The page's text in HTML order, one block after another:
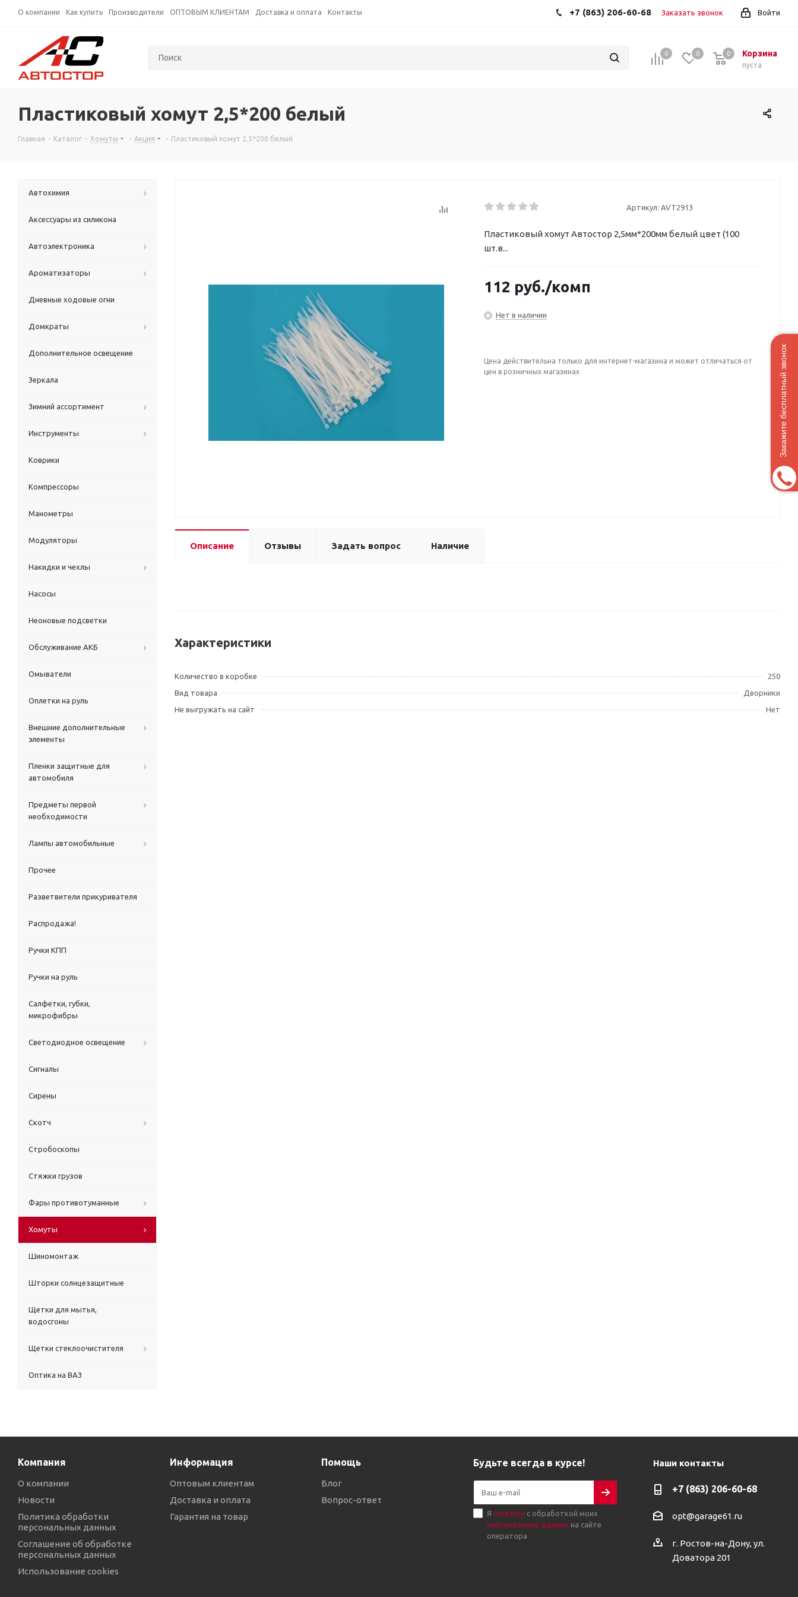
О компании Как купить Производители ОПТОВЫМ КЛИЕНТАМ Доставка и оплата Контакты Войти
+7 (863) 206-60-68 Заказать звонок
0 0 Корзина
пуста
0
Пластиковый хомут 2,5*200 белый
Главная - Каталог - Хомуты - Акция - Пластиковый хомут 2,5*200 белый
Артикул: AVT2913
Пластиковый хомут Автостор 2,5мм*200мм белый цвет (100
шт.в...
112 руб./комп
Нет в наличии
Цена действительна только для интернет-магазина и может отличаться от
цен в розничных магазинах
Описание Отзывы Задать вопрос Наличие
Характеристики
Количество в коробке
250
Вид товара
Дворники
Не выгружать на сайт
Нет
Автохимия
Аксессуары из силикона
Автоэлектроника
Ароматизаторы
Дневные ходовые огни
Домкраты
Дополнительное освещение
Зеркала
Зимний ассортимент
Инструменты
Коврики
Компрессоры
Манометры
Модуляторы
Накидки и чехлы
Насосы
Неоновые подсветки
Обслуживание АКБ
Омыватели
Оплетки на руль
Внешние дополнительные
элементы
Пленки защитные для
автомобиля
Предметы первой
необходимости
Лампы автомобильные
Прочее
Разветвители прикуривателя
Распродажа!
Ручки КПП
Ручки на руль
Салфетки, губки,
микрофибры
Светодиодное освещение
Сигналы
Сирены
Скотч
Стробоскопы
Стяжки грузов
Фары противотуманные
Хомуты
Шиномонтаж
Шторки солнцезащитные
Щетки для мытья,
водосгоны
Щетки стеклоочистителя
Оптика на ВАЗ
Компания
О компании
Новости
Политика обработки
персональных данных
Соглашение об обработке
персональных данных
Использование cookies
Информация
Оптовым клиентам
Доставка и оплата
Гарантия на товар
Помощь
Блог
Вопрос-ответ
Будьте всегда в курсе!
Я согласен с обработкой моих
персональных данных на сайте
оператора
Наши контакты
+7 (863) 206-60-68
opt@garage61.ru
г. Ростов-на-Дону, ул.
Доватора 201
Закажите бесплатный звонок